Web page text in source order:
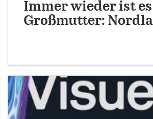
Immer wieder ist
Großmutter: